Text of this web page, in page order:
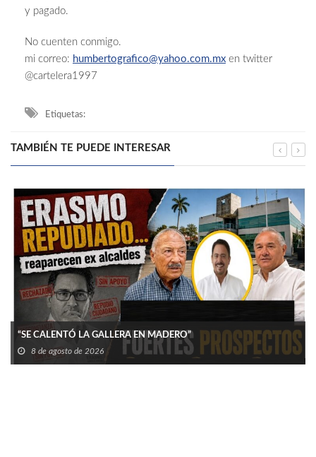
y pagado.
No cuenten conmigo.
mi correo: humbertografico@yahoo.com.mx en twitter
@cartelera1997
Etiquetas:
TAMBIÉN TE PUEDE INTERESAR
“SE CALENTÓ LA GALLERA EN MADERO”
8 de agosto de 2026